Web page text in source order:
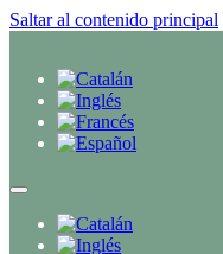
Saltar al contenido principal